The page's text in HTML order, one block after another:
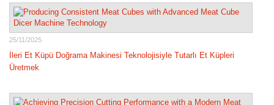
25/11/2025
İleri Et Küpü Doğrama Makinesi Teknolojisiyle Tutarlı Et Küpleri
Üretmek